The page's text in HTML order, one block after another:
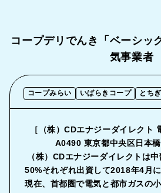
コープデリでんき「ベーシッ
気事業者
コープみらい いばらきコープ とち
［（株）CDエナジーダイレクト
A0490 東京都中央区日本橋
（株）CDエナジーダイレクトは
50%それぞれ出資して2018年4月
現在、首都圏で電気と都市ガスの